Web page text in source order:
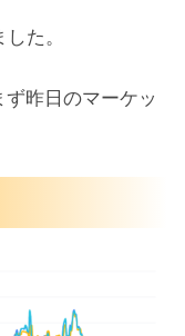
ス
2回利下げ予
員削減へ
た。
昨日のマーケッ